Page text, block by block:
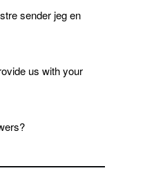
sender jeg en
us with your